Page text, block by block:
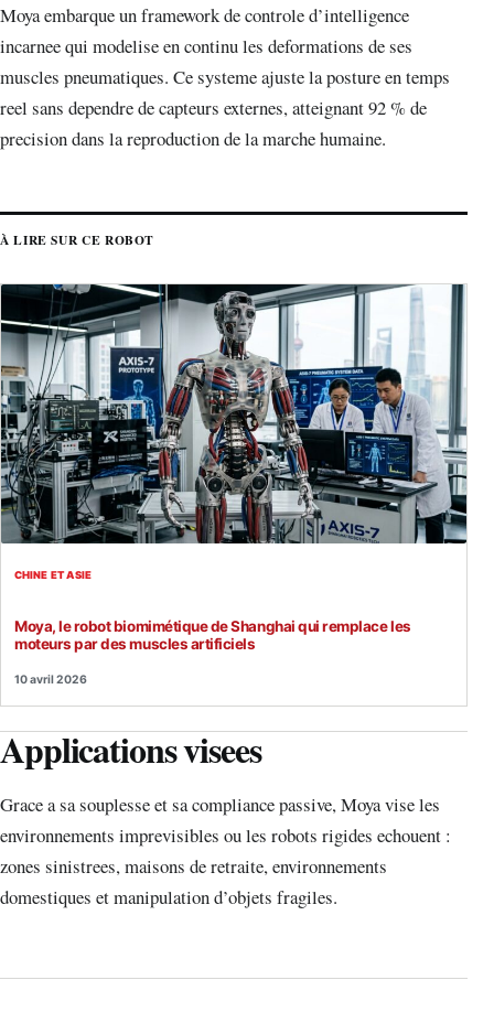
Moya embarque un framework de controle d’intelligence
incarnee qui modelise en continu les deformations de ses
muscles pneumatiques. Ce systeme ajuste la posture en temps
reel sans dependre de capteurs externes, atteignant 92 % de
precision dans la reproduction de la marche humaine.
À LIRE SUR CE ROBOT
CHINE ET ASIE
Moya, le robot biomimétique de Shanghai qui remplace les
moteurs par des muscles artificiels
10 avril 2026
Applications visees
Grace a sa souplesse et sa compliance passive, Moya vise les
environnements imprevisibles ou les robots rigides echouent :
zones sinistrees, maisons de retraite, environnements
domestiques et manipulation d’objets fragiles.